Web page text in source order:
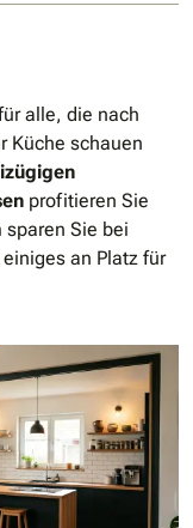
alle, die nach
Küche schauen
profitieren Sie
sparen Sie bei
an Platz für